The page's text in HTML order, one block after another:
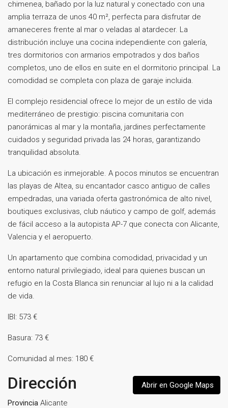
chimenea, bañado por la luz natural y conectado con una
amplia terraza de unos 40 m², perfecta para disfrutar de
amaneceres frente al mar o veladas al atardecer. La
distribución incluye una cocina independiente con galería,
tres dormitorios con armarios empotrados y dos baños
completos, uno de ellos en suite en el dormitorio principal. La
comodidad se completa con plaza de garaje incluida.
El complejo residencial ofrece lo mejor de un estilo de vida
mediterráneo de prestigio: piscina comunitaria con
panorámicas al mar y la montaña, jardines perfectamente
cuidados y seguridad privada las 24 horas, garantizando
tranquilidad absoluta.
La ubicación es inmejorable. A pocos minutos se encuentran
las playas de Altea, su encantador casco antiguo de calles
empedradas, una variada oferta gastronómica de alto nivel,
boutiques exclusivas, club náutico y campo de golf, además
de fácil acceso a la autopista AP-7 que conecta con Alicante,
Valencia y el aeropuerto.
Un apartamento que combina comodidad, privacidad y un
entorno natural privilegiado, ideal para quienes buscan un
refugio en la Costa Blanca sin renunciar al lujo ni a la calidad
de vida.
IBI: 573 €
Basura: 73 €
Comunidad al mes: 180 €
Dirección
Abrir en Google Maps
Provincia Alicante